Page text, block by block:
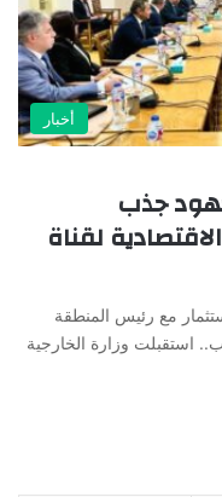
أخبار
جذب
لقناة
مع رئيس المنطقة
استقبلت وزارة الخارجية